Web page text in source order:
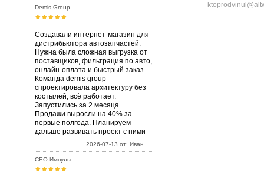
Demis Group
Создавали интернет-магазин для
дистрибьютора автозапчастей.
Нужна была сложная выгрузка от
поставщиков, фильтрация по авто,
онлайн-оплата и быстрый заказ.
Команда demis group
спроектировала архитектуру без
костылей, всё работает.
Запустились за 2 месяца.
Продажи выросли на 40% за
первые полгода. Планируем
дальше развивать проект с ними
2026-07-13 от: Иван
СЕО-Импульс